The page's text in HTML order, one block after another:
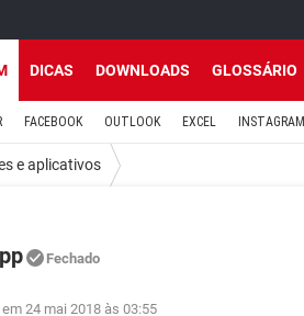
DICAS DOWNLOADS GLOSSÁRIO
FACEBOOK OUTLOOK EXCEL INSTAGRAM
e aplicativos
Fechado
24 mai 2018 às 03:55